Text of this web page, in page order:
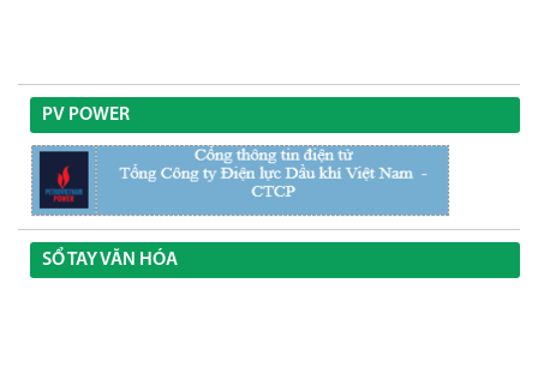
PV POWER
SỔ TAY VĂN HÓA